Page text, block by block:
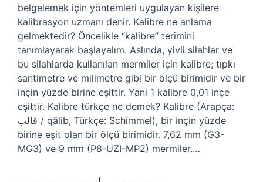
belgelemek için yöntemleri uygulayan kişilere
kalibrasyon uzmanı denir. Kalibre ne anlama
gelmektedir? Öncelikle “kalibre” terimini
tanımlayarak başlayalım. Aslında, yivli silahlar ve
bu silahlarda kullanılan mermiler için kalibre; tıpkı
santimetre ve milimetre gibi bir ölçü birimidir ve bir
inçin yüzde birine eşittir. Yani 1 kalibre 0,01 inçe
eşittir. Kalibre türkçe ne demek? Kalibre (Arapça:
قالب / qālib, Türkçe: Schimmel), bir inçin yüzde
birine eşit olan bir ölçü birimidir. 7,62 mm (G3-
MG3) ve 9 mm (P8-UZI-MP2) mermiler.…